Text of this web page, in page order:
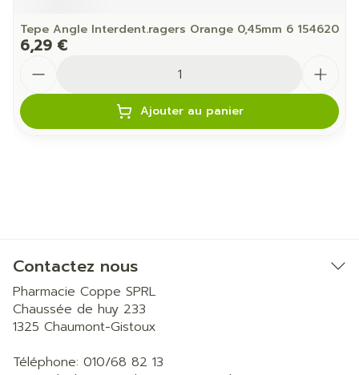
Tepe Angle Interdent.ragers Orange 0,45mm 6 154620
6,29 €
Ajouter au panier
Contactez nous
Pharmacie Coppe SPRL
Chaussée de huy 233
1325 Chaumont-Gistoux
Téléphone: 010/68 82 13